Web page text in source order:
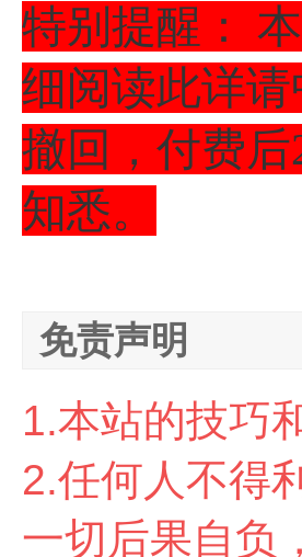
特别提醒：
细阅读此详
撤回，付费
知悉。
免责声明
1.本站的技巧
2.任何人不得
一切后果自负